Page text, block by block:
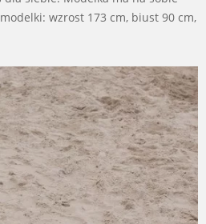
wzrost 173 cm, biust 90 cm,